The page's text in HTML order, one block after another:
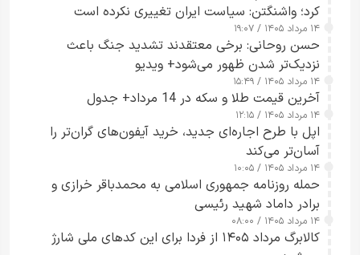
کرد؛ واشنگتن: سیاست ایران تغییری نکرده است
۱۴ مرداد ۱۴۰۵ / ۱۹:۰۷
حسن روحانی: برخی معتقدند تشدید جنگ باعث
نزدیک‌تر شدن ظهور می‌شود+ ویدیو
۱۴ مرداد ۱۴۰۵ / ۱۵:۴۹
آخرین قیمت طلا و سکه در 14 مرداد+ جدول
۱۴ مرداد ۱۴۰۵ / ۱۲:۱۵
اپل با طرح اجاره‌ای جدید، خرید آیفون‌های گران‌تر را
آسان‌تر می‌کند
۱۴ مرداد ۱۴۰۵ / ۱۰:۰۵
حمله روزنامه جمهوری اسلامی به محمدباقر خرازی و
برادر داماد شهید رئیسی
۱۴ مرداد ۱۴۰۵ / ۰۸:۰۰
کالابرگ مرداد ۱۴۰۵ از فردا برای این کدهای ملی شارژ